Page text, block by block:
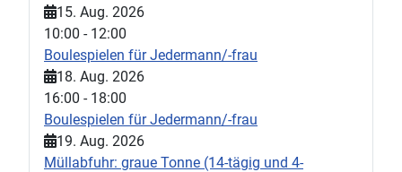
15. Aug. 2026
10:00 - 12:00
Boulespielen für Jedermann/-frau
18. Aug. 2026
16:00 - 18:00
Boulespielen für Jedermann/-frau
19. Aug. 2026
Müllabfuhr: graue Tonne (14-tägig und 4-